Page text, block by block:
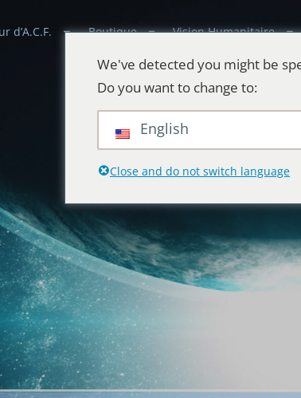
d’A.C.F. Boutique Vision Humanitaire
Terre et dans l'Univers
We've detected you might be
Do you want to change to:
English
Close and do not switch language